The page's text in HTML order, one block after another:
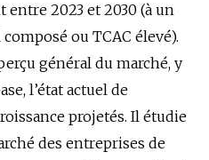
2023 et 2030 (à un
ou TCAC élevé).
général du marché, y
l’état actuel de
projetés. Il étudie
des entreprises de